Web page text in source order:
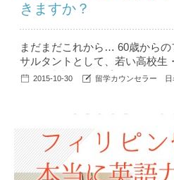
きますか？
まだまだこれから… 60歳から
サルタントとして、若い高校生
の留学相談を日々受けています
は学生時代に経験するもの」と
を辞めて留学にいく社会人を見
うなイメージがあ...
2015-10-30 留学カウンセラー 日